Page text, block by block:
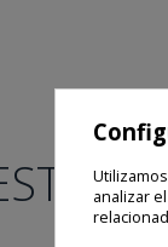
analizar